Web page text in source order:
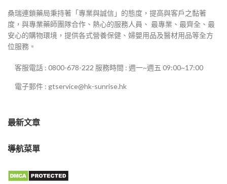
桑瑞連鎖藥局秉持著「專業與誠信」的態度，提高與客戶之黏著
度，與專業藥師團隊合作、熱心的服務人員、 最專業、最齊全、最
安心的購物環境，提供各式營養保健、婦嬰用品及醫材用品等全方
位服務。
客服電話 : 0800-678-222 服務時間 : 週一~週五 09:00~17:00
電子郵件 : gtservice@hk-sunrise.hk
最新文章
導航菜單